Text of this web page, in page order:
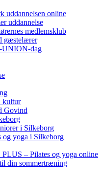
uddannelsen online
uddannelse
medlemsklub
gæstelærer
UNION-dag
kultur
Govind
i Silkeborg
og yoga i Silkeborg
– Pilates og yoga online
din sommertræning